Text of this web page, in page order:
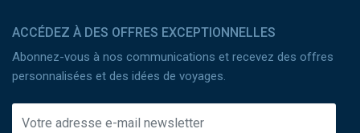
ACCÉDEZ À DES OFFRES EXCEPTIONNELLES
Abonnez-vous à nos communications et recevez des offres
personnalisées et des idées de voyages.